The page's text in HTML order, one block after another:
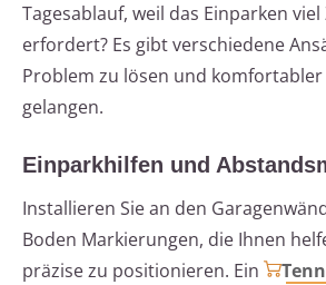
Tagesablauf, weil das Einparken
erfordert? Es gibt verschiedene
Problem zu lösen und komfortabler
gelangen.
Einparkhilfen und
Installieren Sie an den
Boden Markierungen, die Ihnen
präzise zu positionieren. Ein